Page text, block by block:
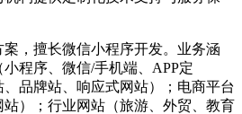
，擅长微信小程序开发。业务涵
程序、微信/手机端、APP定
品牌站、响应式网站）；电商平台
站）；行业网站（旅游、外贸、教育